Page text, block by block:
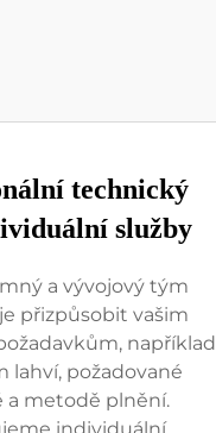
technický
služby
a vývojový tým
přizpůsobit vašim
například
lahví, požadované
a metodě plnění.
individuální